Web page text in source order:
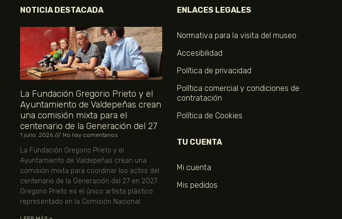
NOTICIA DESTACADA
La Fundación Gregorio Prieto y el
Ayuntamiento de Valdepeñas crean
una comisión mixta para el
centenario de la Generación del 27
1 julio, 2026 No hay comentarios
La Fundación Gregorio Prieto y el
Ayuntamiento de Valdepeñas crean una
comisión mixta para coordinar los actos del
centenario de la Generación del 27 en 2027.
Gregorio Prieto es el único artista plástico
representado en la Comisión Nacional.
ENLACES LEGALES
Normativa para la visita del museo
Accesibilidad
Política de privacidad
Política comercial y condiciones de
contratación
Política de Cookies
TU CUENTA
Mi cuenta
Mis pedidos